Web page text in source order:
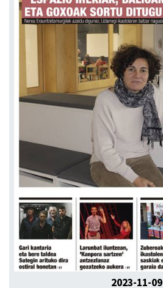
2023-11-09